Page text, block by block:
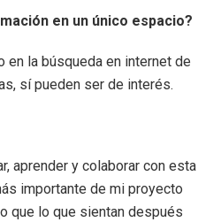
en un único espacio?
la búsqueda en internet de
sí pueden ser de interés.
aprender y colaborar con esta
importante de mi proyecto
que lo que sientan después